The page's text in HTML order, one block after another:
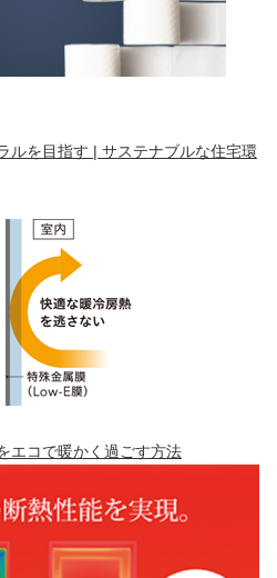
ルを目指す | サステナブルな住宅環
エコで暖かく過ごす方法